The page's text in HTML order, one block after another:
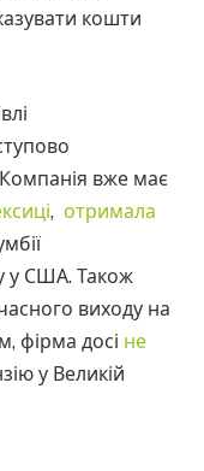
кошти
вже має
, отримала
у США. Також
виходу на
фірма досі не
у Великій